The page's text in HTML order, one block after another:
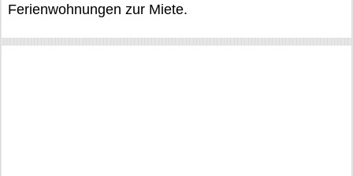
Ferienwohnungen zur Miete.